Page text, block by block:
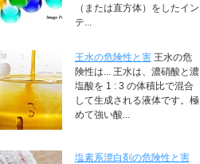
（または直方体）をしたイン
テ...
王水の危険性と害 王水の危
険性は... 王水は、濃硝酸と濃
塩酸を 1 : 3 の体積比で混合
して生成される液体です。極
めて強い酸...
塩素系漂白剤の危険性と害